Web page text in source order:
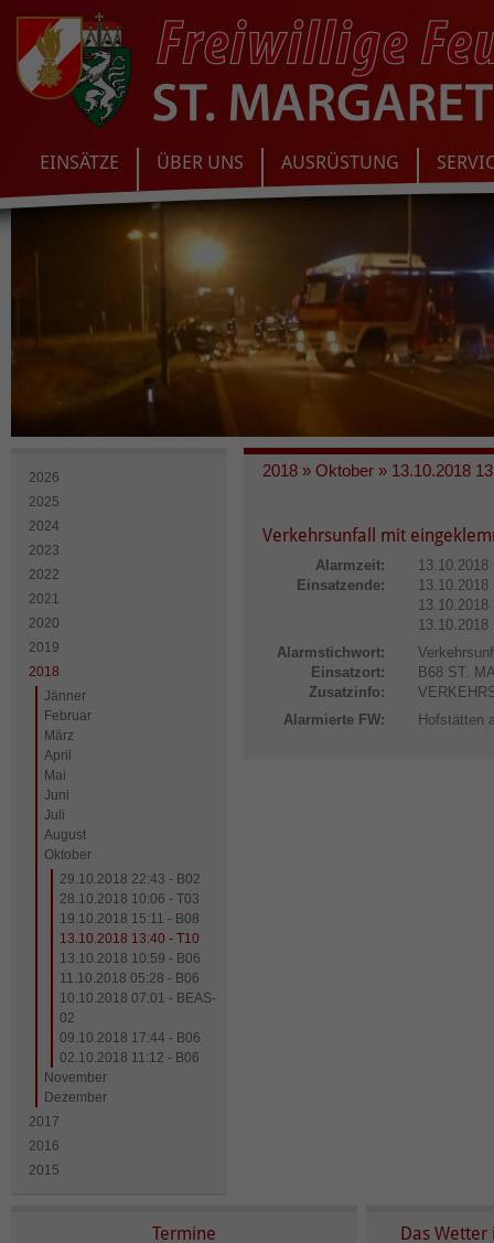
EINSÄTZE ÜBER UNS AUSRÜSTUNG
2026
2025
2024
2023
2022
2021
2020
2019
2018
Jänner
Februar
März
April
Mai
Juni
Juli
August
Oktober
29.10.2018 22:43 - B02
28.10.2018 10:06 - T03
19.10.2018 15:11 - B08
13.10.2018 13:40 - T10
13.10.2018 10:59 - B06
11.10.2018 05:28 - B06
10.10.2018 07:01 - BEAS-
02
09.10.2018 17:44 - B06
02.10.2018 11:12 - B06
November
Dezember
2017
2016
2015
2018 » Oktober » 13.10.2018
Verkehrsunfall mit
Alarmzeit:
13.10.2018
Einsatzende:
13.10.2018
13.10.2018
Alarmstichwort:
Einsatzort:
B68 ST.
Zusatzinfo:
Alarmierte FW:
Hofstätten
Termine Das Wetter